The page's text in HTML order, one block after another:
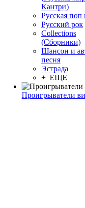
Кантри)
Русская поп
Русский рок
Сollections
(Сборники)
Шансон и
песня
Эстрада
+ ЕЩЕ
Проигрыватели